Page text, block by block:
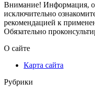
Внимание! Информация,
исключительно
рекомендацией к
Обязательно
О сайте
Карта сайта
Рубрики